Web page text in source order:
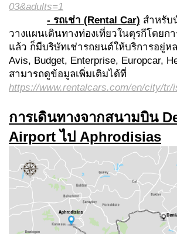
03&adults=1
- รถเช่า (Rental Car) สำหรับ
วางแผนเดินทางท่องเที่ยวในตุรกีโดยก
แล้ว ก็มีบริษัทเช่ารถยนต์ให้บริการอยู่ห
Avis, Budget, Enterprise, Europcar,
สามารถดูข้อมูลเพิ่มเติมได้ที่
https://www.rentalcars.com/en/city/tr/
การเดินทางจากสนามบิน
Airport ไป Aphrodisias